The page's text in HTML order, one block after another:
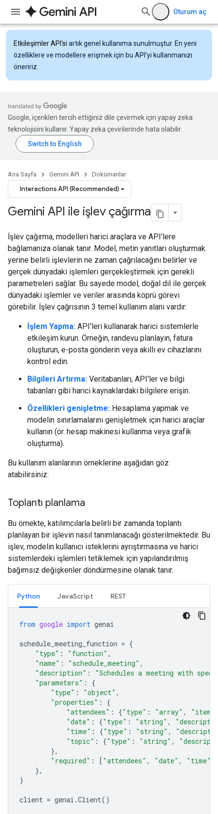
Oturum aç
Etkileşimler API'si artık genel kullanıma sunulmuştur. En yeni
özelliklere ve modellere erişmek için bu API'yi kullanmanızı
öneririz.
Google, içerikleri tercih ettiğiniz dile çevirmek için yapay zeka
teknolojisini kullanır. Yapay zeka çevirilerinde hata olabilir.
Ana Sayfa Gemini API Dokümanlar
Interactions API (Recommended)
Gemini API ile işlev çağırma
İşlev çağırma, modelleri harici araçlara ve API'lere
bağlamanıza olanak tanır. Model, metin yanıtları oluşturmak
yerine belirli işlevlerin ne zaman çağrılacağını belirler ve
gerçek dünyadaki işlemleri gerçekleştirmek için gerekli
parametreleri sağlar. Bu sayede model, doğal dil ile gerçek
dünyadaki işlemler ve veriler arasında köprü görevi
görebilir. İşlev çağrısının 3 temel kullanım alanı vardır:
İşlem Yapma: API'leri kullanarak harici sistemlerle
etkileşim kurun. Örneğin, randevu planlayın, fatura
oluşturun, e-posta gönderin veya akıllı ev cihazlarını
kontrol edin.
Bilgileri Artırma: Veritabanları, API'ler ve bilgi
tabanları gibi harici kaynaklardaki bilgilere erişin.
Özellikleri genişletme: Hesaplama yapmak ve
modelin sınırlamalarını genişletmek için harici araçlar
kullanın (ör. hesap makinesi kullanma veya grafik
oluşturma).
Bu kullanım alanlarının örneklerine aşağıdan göz
atabilirsiniz:
Toplantı planlama
Bu örnekte, katılımcılarla belirli bir zamanda toplantı
planlayan bir işlevin nasıl tanımlanacağı gösterilmektedir. Bu
işlev, modelin kullanıcı isteklerini ayrıştırmasına ve harici
sistemlerdeki işlemleri tetiklemek için yapılandırılmış
bağımsız değişkenler döndürmesine olanak tanır.
Python JavaScript REST
from google import genai
schedule_meeting_function = {
"type" : "function" ,
"name" : "schedule_meeting" ,
"description" :
"Schedules a meeting with
"parameters" :
{
"type" : "object" ,
"properties" :
{
"attendees" : {"type" : "array" ,
"date" : {"type" : "string" ,
"time" : {"type" : "string" ,
"topic" : {"type" : "string" ,
},
"required" : [ "attendees" , "date" , "time"
},
}
client = genai .Client()